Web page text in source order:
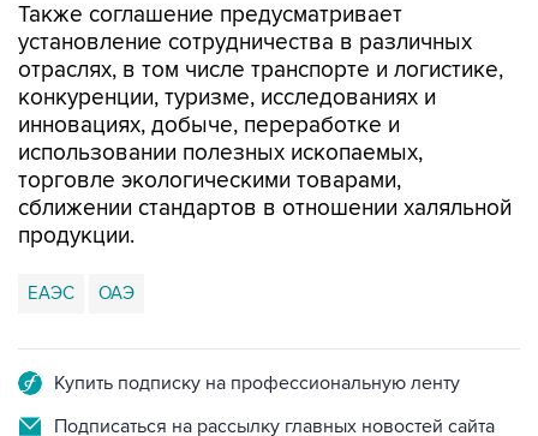
Также соглашение предусматривает
установление сотрудничества в различных
отраслях, в том числе транспорте и логистике,
конкуренции, туризме, исследованиях и
инновациях, добыче, переработке и
использовании полезных ископаемых,
торговле экологическими товарами,
сближении стандартов в отношении халяльной
продукции.
ЕАЭС ОАЭ
Купить подписку на профессиональную ленту
Подписаться на рассылку главных новостей сайта